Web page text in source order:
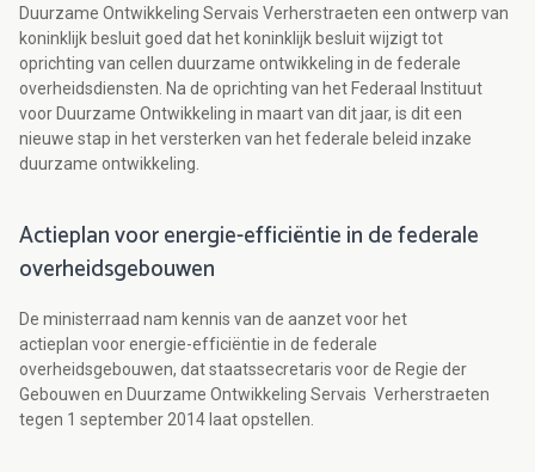
Duurzame Ontwikkeling Servais Verherstraeten een ontwerp van
koninklijk besluit goed dat het koninklijk besluit wijzigt tot
oprichting van cellen duurzame ontwikkeling in de federale
overheidsdiensten. Na de oprichting van het Federaal Instituut
voor Duurzame Ontwikkeling in maart van dit jaar, is dit een
nieuwe stap in het versterken van het federale beleid inzake
duurzame ontwikkeling.
Actieplan voor energie-efficiëntie in de federale
overheidsgebouwen
De ministerraad nam kennis van de aanzet voor het
actieplan voor energie-efficiëntie in de federale
overheidsgebouwen, dat staatssecretaris voor de Regie der
Gebouwen en Duurzame Ontwikkeling Servais Verherstraeten
tegen 1 september 2014 laat opstellen.